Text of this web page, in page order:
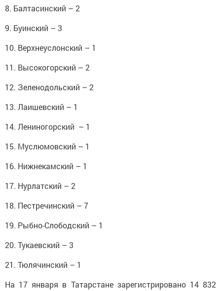
8. Балтасинский – 2
9. Буинский – 3
10. Верхнеуслонский – 1
11. Высокогорский – 2
12. Зеленодольский – 2
13. Лаишевский – 1
14. Лениногорский – 1
15. Муслюмовский – 1
16. Нижнекамский – 1
17. Нурлатский – 2
18. Пестречинский – 7
19. Рыбно-Слободский – 1
20. Тукаевский – 3
21. Тюлячинский – 1
На 17 января в Татарстане зарегистрировано 14 832